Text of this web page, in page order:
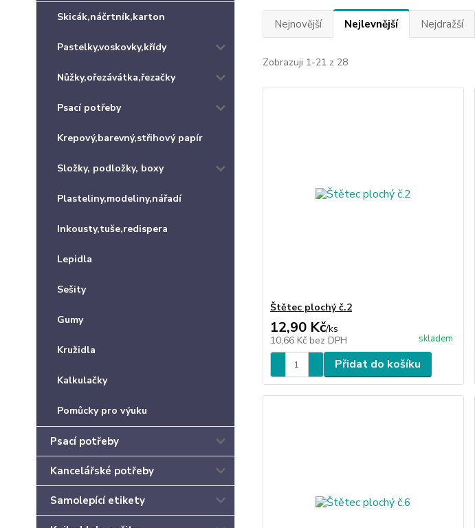
Skicák,náčrtník,karton
Pastelky,voskovky,křídy
Nůžky,ořezávátka,řezačky
Psací potřeby
Krepový,barevný,střihový papír
Složky, podložky, boxy
Plasteliny,modeliny,nářadí
Inkousty,tuše,redispera
Lepidla
Sešity
Gumy
Kružidla
Kalkulačky
Pomůcky pro výuku
Psací potřeby
Kancelářské potřeby
Samolepící etikety
Nejnovější Nejlevnější Nejdražší
Zobrazuji 1-21 z 28
Štětec plochý č.2
12,90 Kč/ks
10,66 Kč bez DPH skladem
Přidat do košíku